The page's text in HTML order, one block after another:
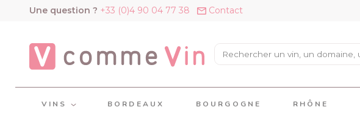
Une question ? +33 (0)4 90 04 77 38 Contact
VINS BORDEAUX BOURGOGNE RHÔNE
Panneau de gestion des cookies